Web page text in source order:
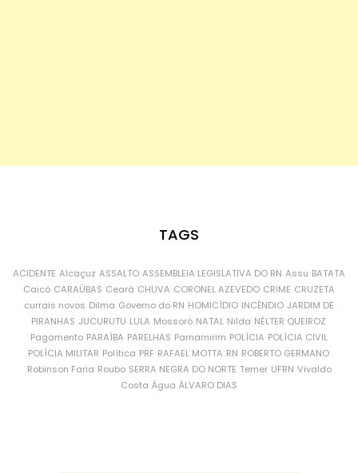
TAGS
ACIDENTE Alcaçuz ASSALTO ASSEMBLEIA LEGISLATIVA DO RN Assu BATATA
Caicó CARAÚBAS Ceará CHUVA CORONEL AZEVEDO CRIME CRUZETA
currais novos Dilma Governo do RN HOMICÍDIO INCÊNDIO JARDIM DE
PIRANHAS JUCURUTU LULA Mossoró NATAL Nilda NÉLTER QUEIROZ
Pagamento PARAÍBA PARELHAS Parnamirim POLÍCIA POLÍCIA CIVIL
POLÍCIA MILITAR Política PRF RAFAEL MOTTA RN ROBERTO GERMANO
Robinson Faria Roubo SERRA NEGRA DO NORTE Temer UFRN Vivaldo
Costa Água ÁLVARO DIAS